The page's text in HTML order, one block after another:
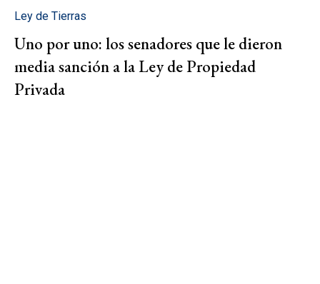
Ley de Tierras
Uno por uno: los senadores que le dieron
media sanción a la Ley de Propiedad
Privada